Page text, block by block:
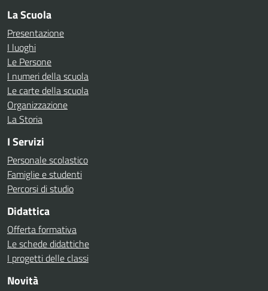
La Scuola
Presentazione
I luoghi
Le Persone
I numeri della scuola
Le carte della scuola
Organizzazione
La Storia
I Servizi
Personale scolastico
Famiglie e studenti
Percorsi di studio
Didattica
Offerta formativa
Le schede didattiche
I progetti delle classi
Novità